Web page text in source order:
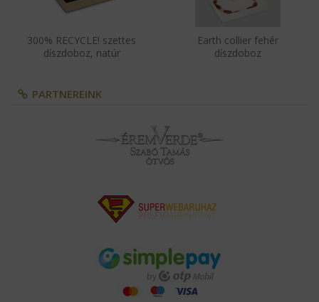
300% RECYCLE! szettes
díszdoboz, natúr
Earth collier fehér
díszdoboz
PARTNEREINK